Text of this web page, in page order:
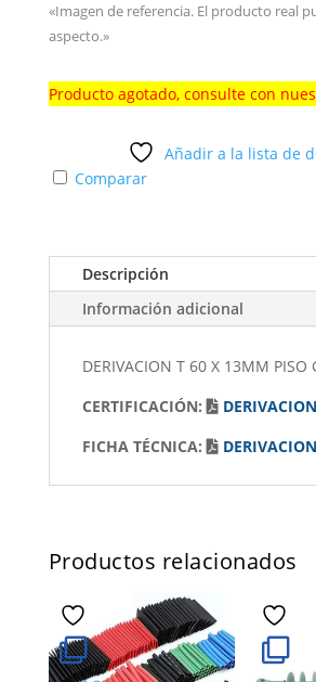
«Imagen de referencia. El producto real
aspecto.»
Producto agotado, consulte con
Añadir a la lista de
Comparar
Descripción
Información adicional
DERIVACION T 60 X 13MM PISO
CERTIFICACIÓN:
DERIVACION
FICHA TÉCNICA:
Productos relacionados